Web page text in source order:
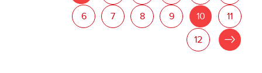
6 7 8 9 10 11
12 »